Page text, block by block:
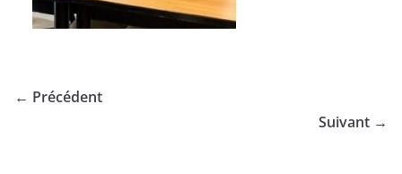
← Précédent
Suivant →